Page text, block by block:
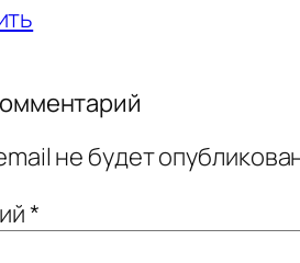
не будет
*